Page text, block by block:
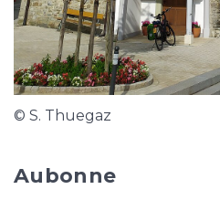
© S. Thuegaz
Aubonne